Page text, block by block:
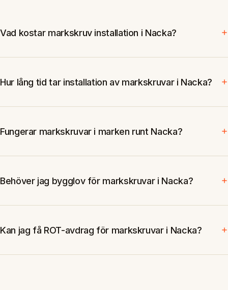
Vad kostar markskruv installation i Nacka?
Hur lång tid tar installation av markskruvar i Nacka?
Fungerar markskruvar i marken runt Nacka?
Behöver jag bygglov för markskruvar i Nacka?
Kan jag få ROT-avdrag för markskruvar i Nacka?